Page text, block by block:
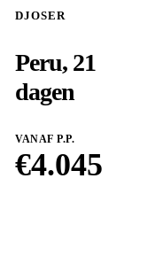
DJOSER
Peru, 21
dagen
VANAF P.P.
€4.045